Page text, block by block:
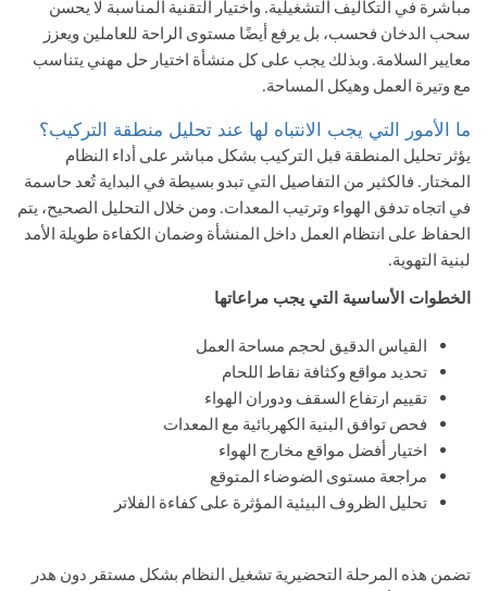
مباشرة في التكاليف التشغيلية. واختيار التقنية المناسبة لا يحسن
سحب الدخان فحسب، بل يرفع أيضًا مستوى الراحة للعاملين ويعزز
معايير السلامة. وبذلك يجب على كل منشأة اختيار حل مهني يتناسب
مع وتيرة العمل وهيكل المساحة.
ما الأمور التي يجب الانتباه لها عند تحليل منطقة التركيب؟
يؤثر تحليل المنطقة قبل التركيب بشكل مباشر على أداء النظام
المختار. فالكثير من التفاصيل التي تبدو بسيطة في البداية تُعد حاسمة
في اتجاه تدفق الهواء وترتيب المعدات. ومن خلال التحليل الصحيح، يتم
الحفاظ على انتظام العمل داخل المنشأة وضمان الكفاءة طويلة الأمد
لبنية التهوية.
الخطوات الأساسية التي يجب مراعاتها
القياس الدقيق لحجم مساحة العمل
تحديد مواقع وكثافة نقاط اللحام
تقييم ارتفاع السقف ودوران الهواء
فحص توافق البنية الكهربائية مع المعدات
اختيار أفضل مواقع مخارج الهواء
مراجعة مستوى الضوضاء المتوقع
تحليل الظروف البيئية المؤثرة على كفاءة الفلاتر
تضمن هذه المرحلة التحضيرية تشغيل النظام بشكل مستقر دون هدر